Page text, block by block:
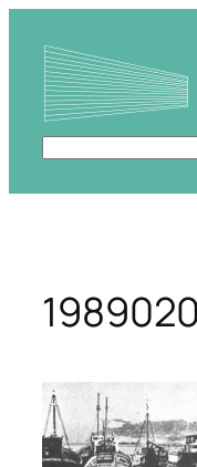
contenu
Rechercher